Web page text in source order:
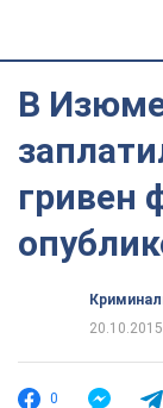
В
гривен
0